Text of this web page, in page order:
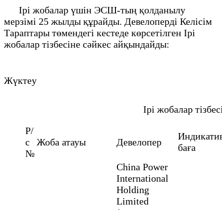
Ірі жобалар үшін ЭСШ-тың қолданылу
мерзімі 25 жылды құрайды. Девелоперді Келісім
Тараптары төмендегі кестеде көрсетілген Ірі
жобалар тізбесіне сәйкес айқындайды:
Жүктеу
Ірі жобалар
Р/
с
№
Жоба атауы Девелопер
баға
China Power
International
Holding
Limited